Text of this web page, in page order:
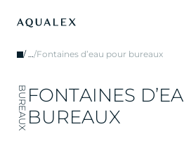
/ …/Fontaines d’eau pour bureaux
BUREAUXFONTAINES D’EA
BUREAUX